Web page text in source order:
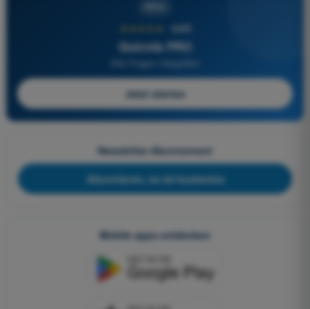
4,6/5
Quizvds PRO
Alle Fragen inbegriffen
Jetzt starten
Newsletter-Abonnement
Abonnieren, es ist kostenlos
Mobile apps entdecken